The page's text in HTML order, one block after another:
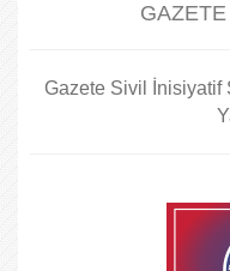
Gazete Sivil İnisiyatif